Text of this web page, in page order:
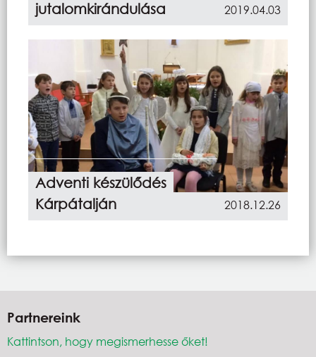
jutalomkirándulása
2019.04.03
Adventi készülődés
Kárpátalján
2018.12.26
Partnereink
Kattintson, hogy megismerhesse őket!